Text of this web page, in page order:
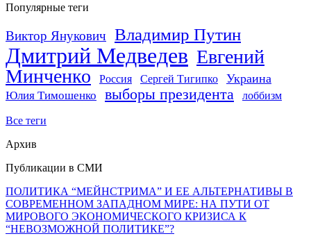
Популярные теги
Виктор Янукович Владимир Путин
Дмитрий Медведев Евгений
Минченко
Россия Сергей Тигипко Украина
Юлия Тимошенко выборы президента лоббизм
Все теги
Архив
Публикации в СМИ
ПОЛИТИКА “МЕЙНСТРИМА” И ЕЕ АЛЬТЕРНАТИВЫ В
СОВРЕМЕННОМ ЗАПАДНОМ МИРЕ: НА ПУТИ ОТ
МИРОВОГО ЭКОНОМИЧЕСКОГО КРИЗИСА К
“НЕВОЗМОЖНОЙ ПОЛИТИКЕ”?